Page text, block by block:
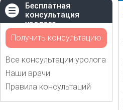
Бесплатная
консультация
уролога
Получить консультацию
Все консультации уролога
Наши врачи
Правила консультаций